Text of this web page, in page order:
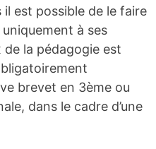
il est possible de le faire
à ses
la pédagogie est
brevet en 3ème ou
dans le cadre d’une